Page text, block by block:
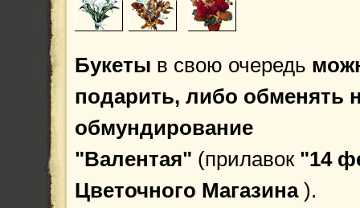
Букеты в свою очередь
подарить, либо обменять
обмундирование
"Валентая" (прилавок "14
Цветочного Магазина ).